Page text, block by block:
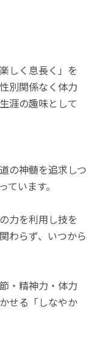
しく息長く」を
別関係なく体力
涯の趣味として
の神髄を追求しつ
います。
力を利用し技を
わらず、いつから
・精神力・体力
せる「しなやか